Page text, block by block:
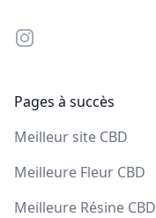
Instagram
Pages à succès
Meilleur site CBD
Meilleure Fleur CBD
Meilleure Résine CBD